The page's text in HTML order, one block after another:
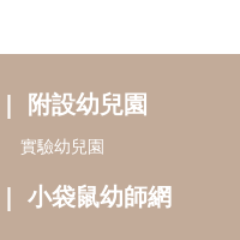
附設幼兒園
實驗幼兒園
小袋鼠幼師網